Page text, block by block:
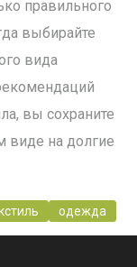
правильного
выбирайте
вида
вы сохраните
виде на долгие
одежда